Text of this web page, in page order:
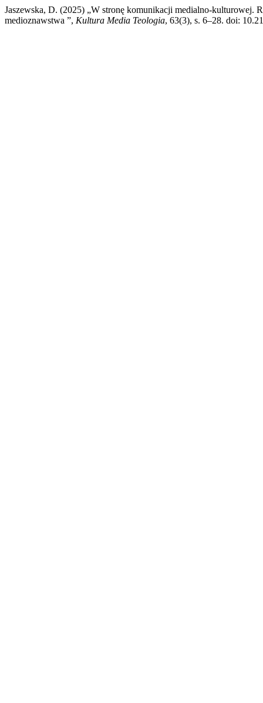
Jaszewska, D. (2025) „W stronę komunikacji medialno-kulturowej.
medioznawstwa ”, Kultura Media Teologia, 63(3), s. 6–28. doi: